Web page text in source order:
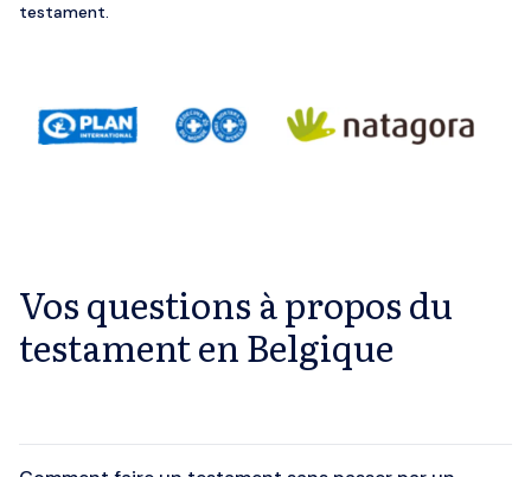
testament.
Vos questions à propos du
testament en Belgique